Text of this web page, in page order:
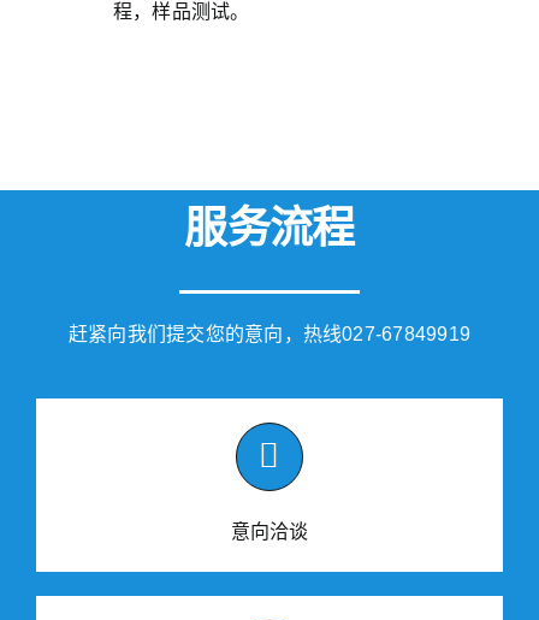
程，样品测试。
服务流程
赶紧向我们提交您的意向，热线027-67849919
意向洽谈